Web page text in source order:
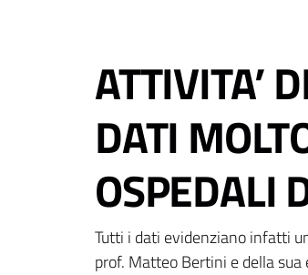
ATTIVITA’
DATI
OSPEDALI
Tutti i dati evidenziano infatti
prof. Matteo Bertini e della sua